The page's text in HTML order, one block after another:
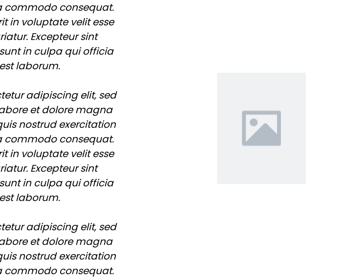
commodo consequat.
in voluptate velit esse
Excepteur sint
in culpa qui officia
laborum.
adipiscing elit, sed
et dolore magna
nostrud exercitation
commodo consequat.
in voluptate velit esse
Excepteur sint
in culpa qui officia
laborum.
adipiscing elit, sed
et dolore magna
nostrud exercitation
commodo consequat.